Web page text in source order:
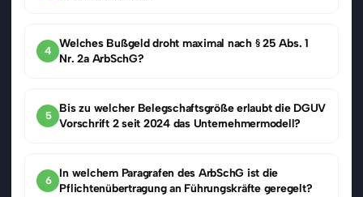
4
Welches Bußgeld droht maximal nach § 25 Abs. 1
Nr. 2a ArbSchG?
5
Bis zu welcher Belegschaftsgröße erlaubt die DGUV
Vorschrift 2 seit 2024 das Unternehmermodell?
6
In welchem Paragrafen des ArbSchG ist die
Pflichtenübertragung an Führungskräfte geregelt?